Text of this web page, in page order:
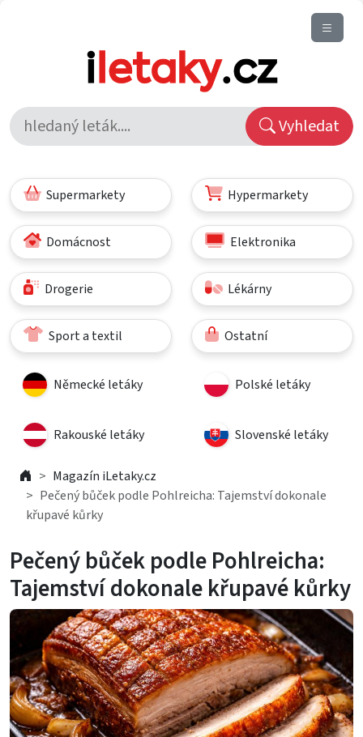
Vyhledat
Supermarkety Hypermarkety
Domácnost Elektronika
Drogerie Lékárny
Sport a textil Ostatní
Německé letáky Polské letáky
Rakouské letáky Slovenské letáky
Magazín iLetaky.cz
Pečený bůček podle Pohlreicha: Tajemství dokonale
křupavé kůrky
Pečený bůček podle Pohlreicha:
Tajemství dokonale křupavé kůrky